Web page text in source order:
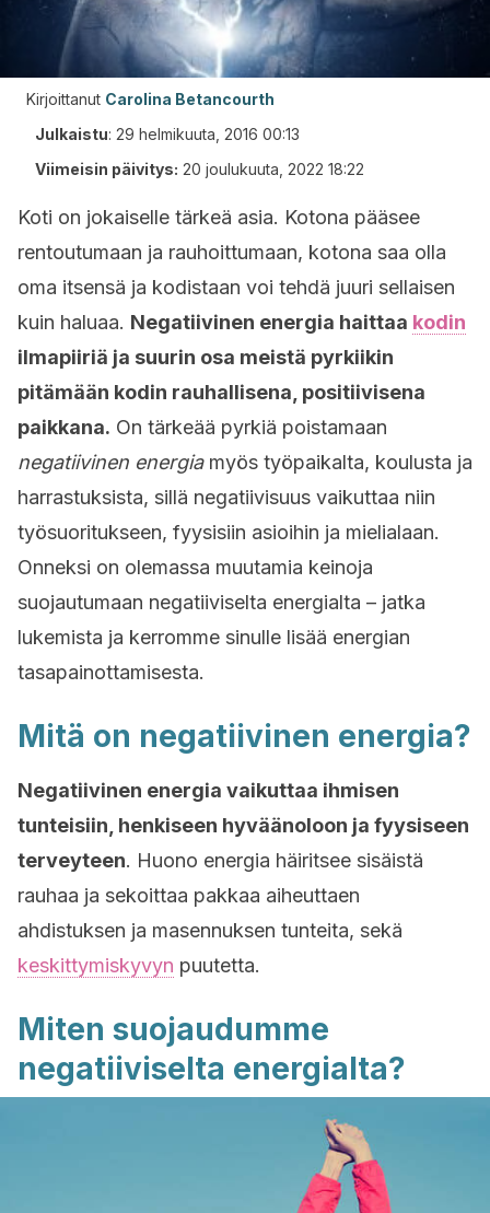
Kirjoittanut Carolina Betancourth
Julkaistu: 29 helmikuuta, 2016 00:13
Viimeisin päivitys: 20 joulukuuta, 2022 18:22
Koti on jokaiselle tärkeä asia. Kotona pääsee
rentoutumaan ja rauhoittumaan, kotona saa olla
oma itsensä ja kodistaan voi tehdä juuri sellaisen
kuin haluaa. Negatiivinen energia haittaa kodin
ilmapiiriä ja suurin osa meistä pyrkiikin
pitämään kodin rauhallisena, positiivisena
paikkana. On tärkeää pyrkiä poistamaan
negatiivinen energiamyös työpaikalta, koulusta ja
harrastuksista, sillä negatiivisuus vaikuttaa niin
työsuoritukseen, fyysisiin asioihin ja mielialaan.
Onneksi on olemassa muutamia keinoja
suojautumaan negatiiviselta energialta – jatka
lukemista ja kerromme sinulle lisää energian
tasapainottamisesta.
Mitä on negatiivinen energia?
Negatiivinen energia vaikuttaa ihmisen
tunteisiin, henkiseen hyväänoloon ja fyysiseen
terveyteen. Huono energia häiritsee sisäistä
rauhaa ja sekoittaa pakkaa aiheuttaen
ahdistuksen ja masennuksen tunteita, sekä
keskittymiskyvyn puutetta.
Miten suojaudumme
negatiiviselta energialta?